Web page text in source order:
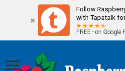
Follow
with Tapatalk
FREE - on Google